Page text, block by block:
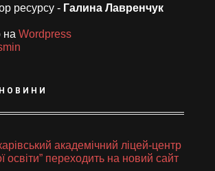
ресурсу - Галина Лавренчук
на Wordpress
академічний ліцей-центр
освіти” переходить на новий сайт